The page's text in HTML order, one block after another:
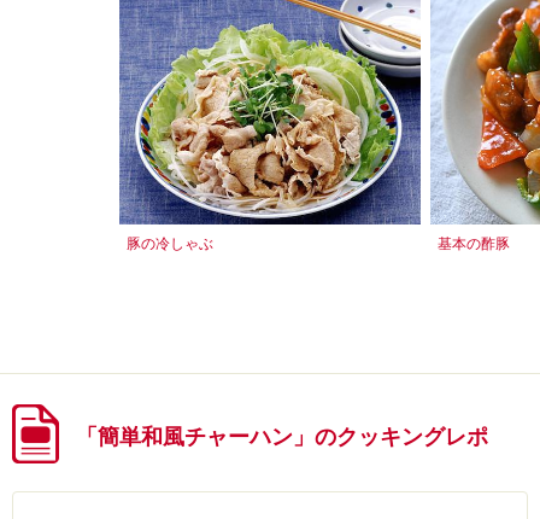
豚の冷しゃぶ 基本の酢豚
「簡単和風チャーハン」のクッキングレポ